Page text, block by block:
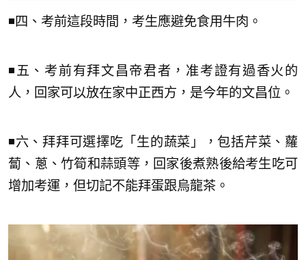
◾四、考前這段時間，考生應避免食用牛肉。
◾五、考前有拜文昌帝君者，准考證有過香火的
人，回家可以放在家中正西方，是今年的文昌位。
◾六、拜拜可選擇吃「生的蔬菜」，包括芹菜、蘿
蔔、蔥、竹筍和蒜頭等，回家後煮熟後給考生吃可
增加考運，但切記不能拜蛋跟烏龍茶。